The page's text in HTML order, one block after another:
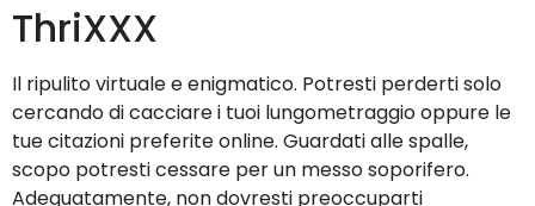
ThriXXX
Il ripulito virtuale e enigmatico. Potresti perderti solo
cercando di cacciare i tuoi lungometraggio oppure le
tue citazioni preferite online. Guardati alle spalle,
scopo potresti cessare per un messo soporifero.
Adeguatamente, non dovresti preoccuparti